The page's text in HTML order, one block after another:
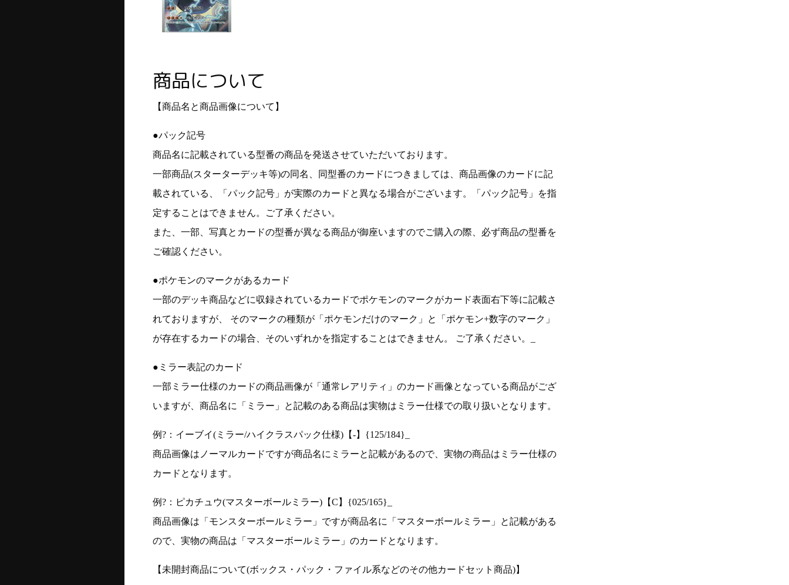
商品について
【商品名と商品画像について】
●パック記号
商品名に記載されている型番の商品を発送させていただいております。
一部商品(スターターデッキ等)の同名、同型番のカードにつきましては、商品画像のカードに記
載されている、「パック記号」が実際のカードと異なる場合がございます。「パック記号」を指
定することはできません。ご了承ください。
また、一部、写真とカードの型番が異なる商品が御座いますのでご購入の際、必ず商品の型番を
ご確認ください。
●ポケモンのマークがあるカード
一部のデッキ商品などに収録されているカードでポケモンのマークがカード表面右下等に記載さ
れておりますが、 そのマークの種類が「ポケモンだけのマーク」と「ポケモン+数字のマーク」
が存在するカードの場合、そのいずれかを指定することはできません。 ご了承ください。_
●ミラー表記のカード
一部ミラー仕様のカードの商品画像が「通常レアリティ」のカード画像となっている商品がござ
いますが、商品名に「ミラー」と記載のある商品は実物はミラー仕様での取り扱いとなります。
例?：イーブイ(ミラー/ハイクラスパック仕様)【-】{125/184}_
商品画像はノーマルカードですが商品名にミラーと記載があるので、実物の商品はミラー仕様の
カードとなります。
例?：ピカチュウ(マスターボールミラー)【C】{025/165}_
商品画像は「モンスターボールミラー」ですが商品名に「マスターボールミラー」と記載がある
ので、実物の商品は「マスターボールミラー」のカードとなります。
【未開封商品について(ボックス・パック・ファイル系などのその他カードセット商品)】